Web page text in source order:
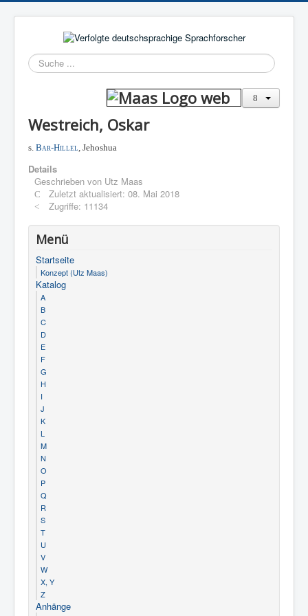
Westreich, Oskar
s. Bar-Hillel , Jehoshua
Details
Geschrieben von Utz Maas
Zuletzt aktualisiert: 08. Mai 2018
Zugriffe: 11134
Menü
Startseite
Konzept (Utz Maas)
Katalog
A
B
C
D
E
F
G
H
I
J
K
L
M
N
O
P
Q
R
S
T
U
V
W
X, Y
Z
Anhänge